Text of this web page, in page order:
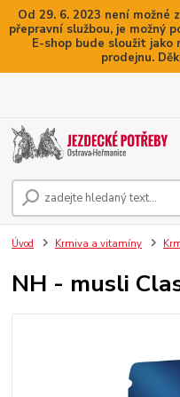
Od 29. 6. 2023 není
přepravní službou, je možný
E-shop bude sloužit jako
prodejnu.
Úvod Krmiva a vitamíny
NH - musli